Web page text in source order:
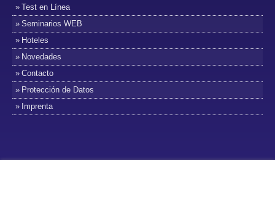
Test en Línea
Seminarios WEB
Hoteles
Novedades
Contacto
Protección de Datos
Imprenta